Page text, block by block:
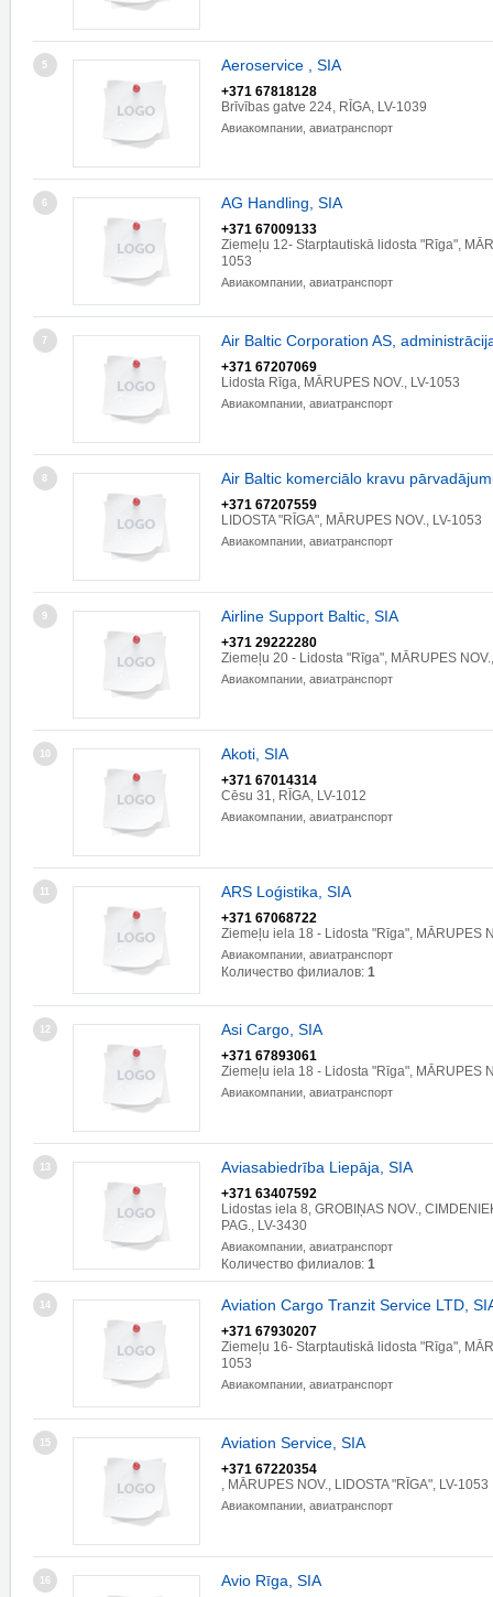
5 Aeroservice , SIA
+371 67818128
Brīvības gatve 224, RĪGA, LV-1039
Авиакомпании, авиатранспорт
6 AG Handling, SIA
+371 67009133
Ziemeļu 12- Starptautiskā lidosta "Rīga",
1053
Авиакомпании, авиатранспорт
7 Air Baltic Corporation AS,
+371 67207069
Lidosta Rīga, MĀRUPES NOV., LV-1053
Авиакомпании, авиатранспорт
8 Air Baltic komerciālo kravu
+371 67207559
LIDOSTA "RĪGA", MĀRUPES NOV., LV-1053
Авиакомпании, авиатранспорт
9 Airline Support Baltic, SIA
+371 29222280
Ziemeļu 20 - Lidosta "Rīga", MĀRUPES
Авиакомпании, авиатранспорт
10 Akoti, SIA
+371 67014314
Cēsu 31, RĪGA, LV-1012
Авиакомпании, авиатранспорт
11 ARS Loǵistika, SIA
+371 67068722
Ziemeļu iela 18 - Lidosta "Rīga", MĀRUPES
Авиакомпании, авиатранспорт
Количество филиалов: 1
12 Asi Cargo, SIA
+371 67893061
Ziemeļu iela 18 - Lidosta "Rīga", MĀRUPES
Авиакомпании, авиатранспорт
13 Aviasabiedrība Liepāja, SIA
+371 63407592
Lidostas iela 8, GROBIŅAS NOV.,
PAG., LV-3430
Авиакомпании, авиатранспорт
Количество филиалов: 1
14 Aviation Cargo Tranzit Service LTD,
+371 67930207
Ziemeļu 16- Starptautiskā lidosta "Rīga",
1053
Авиакомпании, авиатранспорт
15 Aviation Service, SIA
+371 67220354
, MĀRUPES NOV., LIDOSTA "RĪGA", LV-1053
Авиакомпании, авиатранспорт
16 Avio Rīga, SIA